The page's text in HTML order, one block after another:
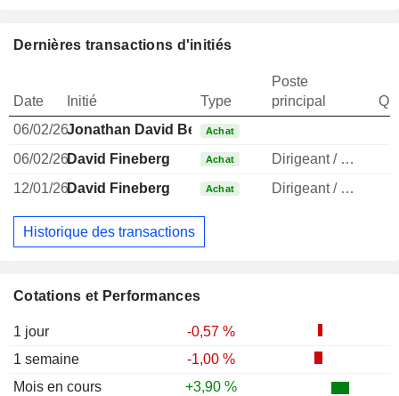
Cotations et Performances
1 jour
-0,57 %
1 semaine
-1,00 %
Mois en cours
+3,90 %
Dernières transactions d'initiés
Date Initié Type
Poste
principal
06/02/26Jonathan David Bendall
Achat
06/02/26David Fineberg Achat
Dirigeant / cadre principal
12/01/26David Fineberg Achat Dirigeant / cadre principal
Historique des transactions